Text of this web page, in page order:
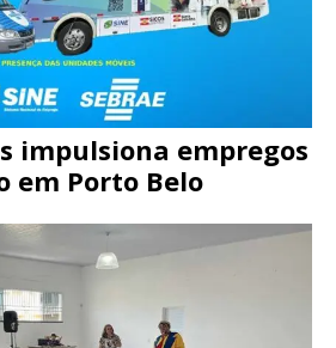
impulsiona empregos
em Porto Belo